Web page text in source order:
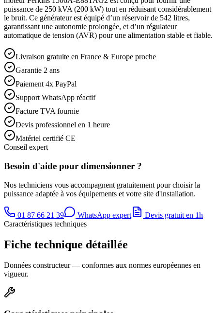
puissance de 250 kVA (200 kW) tout en réduisant considérablement
le bruit. Ce générateur est équipé d’un réservoir de 542 litres,
garantissant une autonomie prolongée, et d’un régulateur
automatique de tension (AVR) pour une alimentation stable et fiable.
Livraison gratuite en France & Europe proche
Garantie 2 ans
Paiement 4x PayPal
Support WhatsApp réactif
Facture TVA fournie
Devis professionnel en 1 heure
Matériel certifié CE
Conseil expert
Besoin d'aide pour dimensionner ?
Nos techniciens vous accompagnent gratuitement pour choisir la
puissance adaptée à vos équipements et votre site d'installation.
01 87 66 21 39 WhatsApp expert
Devis gratuit en 1h
Caractéristiques techniques
Fiche technique détaillée
Données constructeur — conformes aux normes européennes en
vigueur.